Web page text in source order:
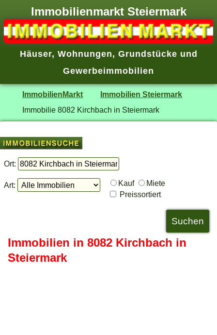
Immobilienmarkt Steiermark
Häuser, Wohnungen, Grundstücke und
Gewerbeimmobilien
ImmobilienMarkt
Immobilien Steiermark
Immobilie 8082 Kirchbach in Steiermark
Ort:
Art: Kauf
Miete
Preissortiert
Immobilien in 8082 Kirchbach in
Steiermark